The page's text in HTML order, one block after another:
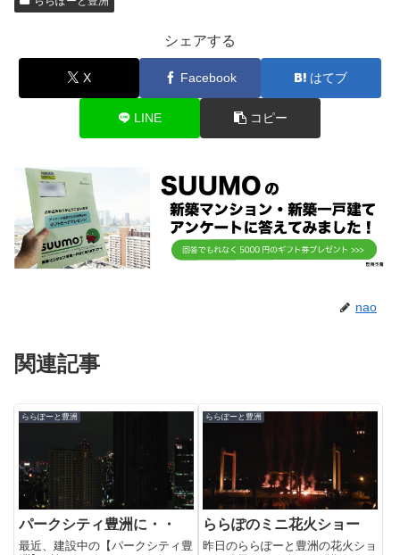
シェアする
X Facebook はてブ
LINE コピー
nao
関連記事
ららぽーと豊洲
パークシティ豊洲に・・
最近、建設中の【パークシティ豊
ららぽーと豊洲
ららぽのミニ花火ショー
昨日のららぽーと豊洲の花火ショ